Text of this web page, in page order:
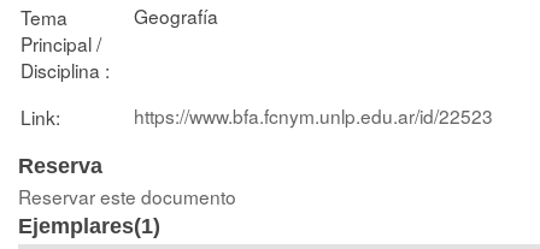
Tema
Principal /
Disciplina :
Geografía
Link: https://www.bfa.fcnym.unlp.edu.ar/id/22523
Reserva
Reservar este documento
Ejemplares(1)